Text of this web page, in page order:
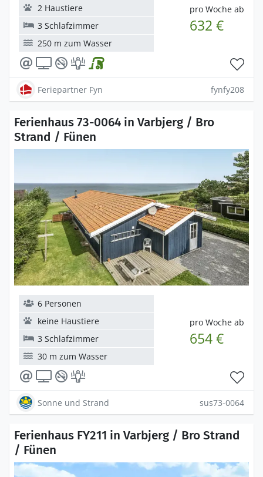
pro Woche ab
632 €
2 Haustiere
3 Schlafzimmer
250 m zum Wasser
Feriepartner Fyn fynfy208
Ferienhaus 73-0064 in Varbjerg / Bro
Strand / Fünen
pro Woche ab
654 €
6 Personen
keine Haustiere
3 Schlafzimmer
30 m zum Wasser
Sonne und Strand sus73-0064
Ferienhaus FY211 in Varbjerg / Bro Strand
/ Fünen